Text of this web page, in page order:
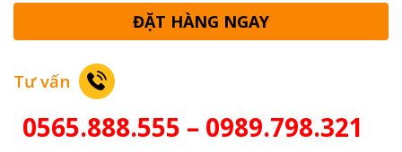
ĐẶT HÀNG NGAY
Tư vấn
0565.888.555 – 0989.798.321